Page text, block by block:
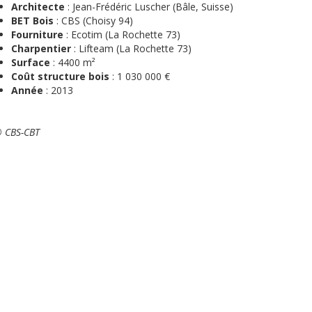
Architecte : Jean-Frédéric Luscher (Bâle, Suisse)
BET Bois : CBS (Choisy 94)
Fourniture : Ecotim (La Rochette 73)
Charpentier : Lifteam (La Rochette 73)
Surface : 4400 m²
Coût structure bois : 1 030 000 €
Année : 2013
CBT